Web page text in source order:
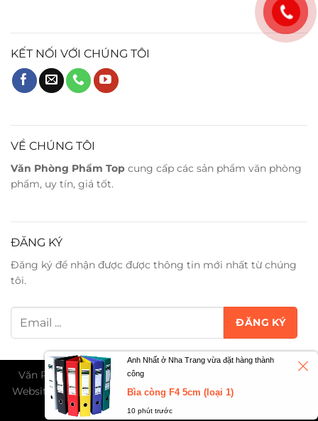
KẾT NỐI VỚI CHÚNG TÔI
VỀ CHÚNG TÔI
Văn Phòng Phẩm Top cung cấp các sản phẩm văn phòng
phẩm, uy tín, giá tốt.
ĐĂNG KÝ
Đăng ký để nhận được được thông tin mới nhất từ chúng
tôi.
Văn Phòng Phẩm Trân Phát ©2026. All Rights Reserved -
Website đang trong giai đoạn thử nghiệm và chờ cấp phép
TMĐT...
Anh Nhất ở Nha Trang vừa đặt hàng thành
công
Bìa còng F4 5cm (loại 1)
10 phút trước